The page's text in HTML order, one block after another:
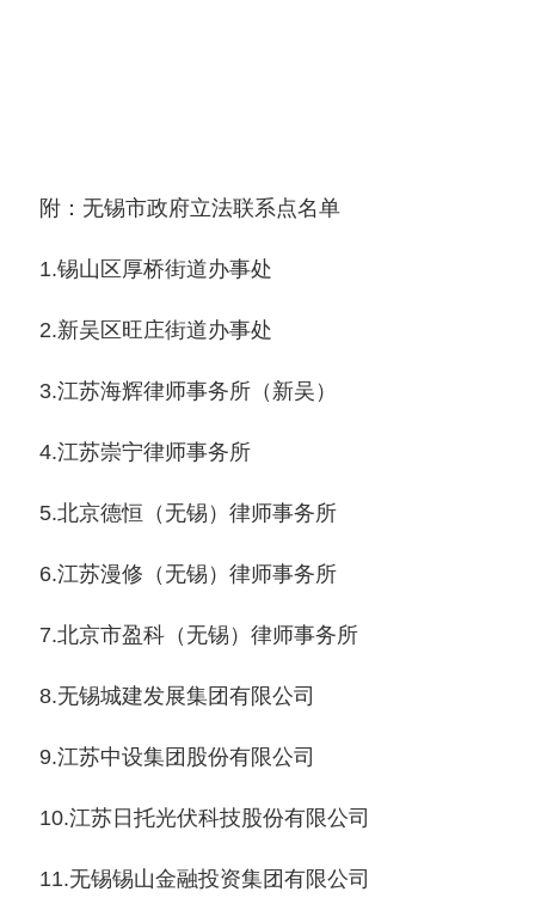
附：无锡市政府立法联系点名单
1.锡山区厚桥街道办事处
2.新吴区旺庄街道办事处
3.江苏海辉律师事务所（新吴）
4.江苏崇宁律师事务所
5.北京德恒（无锡）律师事务所
6.江苏漫修（无锡）律师事务所
7.北京市盈科（无锡）律师事务所
8.无锡城建发展集团有限公司
9.江苏中设集团股份有限公司
10.江苏日托光伏科技股份有限公司
11.无锡锡山金融投资集团有限公司